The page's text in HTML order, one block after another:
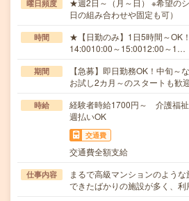
曜日頻度
★週2日～（月～日） ※希望の
日の組み合わせや固定も可）
時間
★【日勤のみ】1日5時間～OK
14:0010:00～15:0012:00～1…
期間
【急募】即日勤務OK！中旬
お試し2カ月～のスタートも歓
時給
経験者時給1700円～ 介護福
週払いOK
交通費
交通費全額支給
仕事内容
まるで高級マンションのよう
できたばかりの施設が多く、